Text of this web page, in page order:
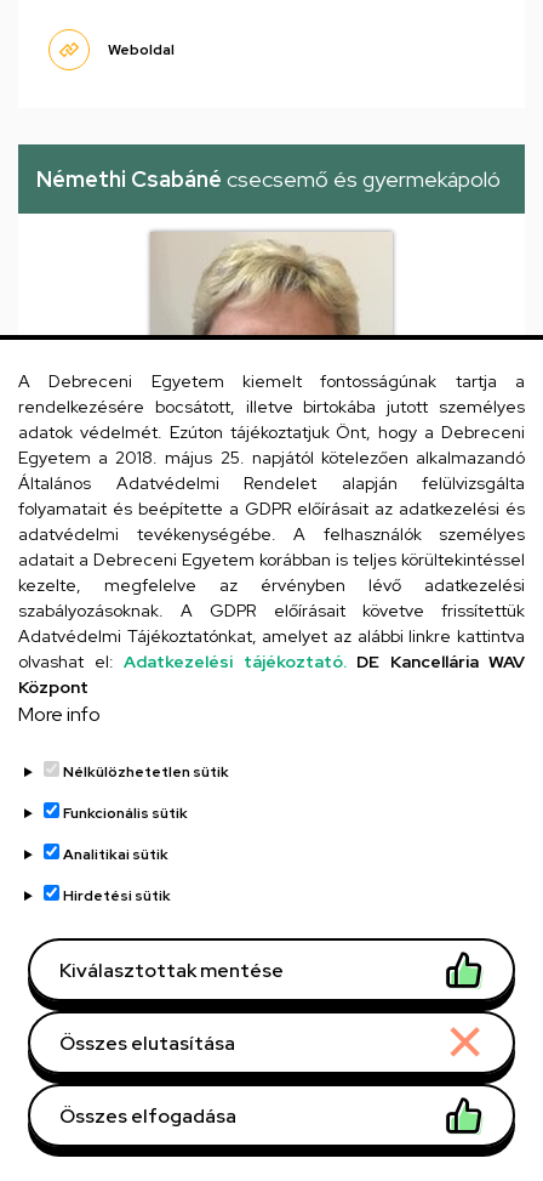
Weboldal
Némethi Csabáné csecsemő és gyermekápoló
Szervezeti egység
Debreceni Egyetem, DE
Klinikai Központ (DEKK),
Egészségügyi Szolgáltató
Egységek, Klinikák,
mellék
E-mail
4032 Debrecen
Nagyerdei körút 98
Belgyógyászati Klinika, B
A Debreceni Egyetem kiemelt fontosságúnak tartja a
rendelkezésére bocsátott, illetve birtokába jutott személyes
adatok védelmét. Ezúton tájékoztatjuk Önt, hogy a Debreceni
Egyetem a 2018. május 25. napjától kötelezően alkalmazandó
Általános Adatvédelmi Rendelet alapján felülvizsgálta
folyamatait és beépítette a GDPR előírásait az adatkezelési és
adatvédelmi tevékenységébe. A felhasználók személyes
adatait a Debreceni Egyetem korábban is teljes körültekintéssel
kezelte, megfelelve az érvényben lévő adatkezelési
szabályozásoknak. A GDPR előírásait követve frissítettük
Adatvédelmi Tájékoztatónkat, amelyet az alábbi linkre kattintva
olvashat el: Adatkezelési tájékoztató. DE Kancellária WAV
Központ
More info
Nélkülözhetetlen sütik
Funkcionális sütik
Analitikai sütik
Hirdetési sütik
Kiválasztottak mentése
Összes elutasítása
Összes elfogadása